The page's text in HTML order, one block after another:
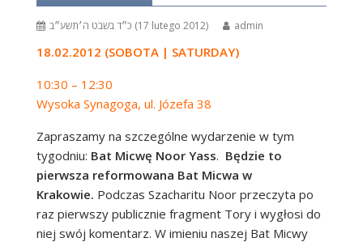
כ״ד בשבט ה׳תשע״ב (17 lutego 2012) admin
18.02.2012 (SOBOTA | SATURDAY)
10:30 – 12:30
Wysoka Synagoga, ul. Józefa 38
Zapraszamy na szczególne wydarzenie w tym
tygodniu: Bat Micwę Noor Yass. Będzie to
pierwsza reformowana Bat Micwa w
Krakowie. Podczas Szacharitu Noor przeczyta po
raz pierwszy publicznie fragment Tory i wygłosi do
niej swój komentarz. W imieniu naszej Bat Micwy